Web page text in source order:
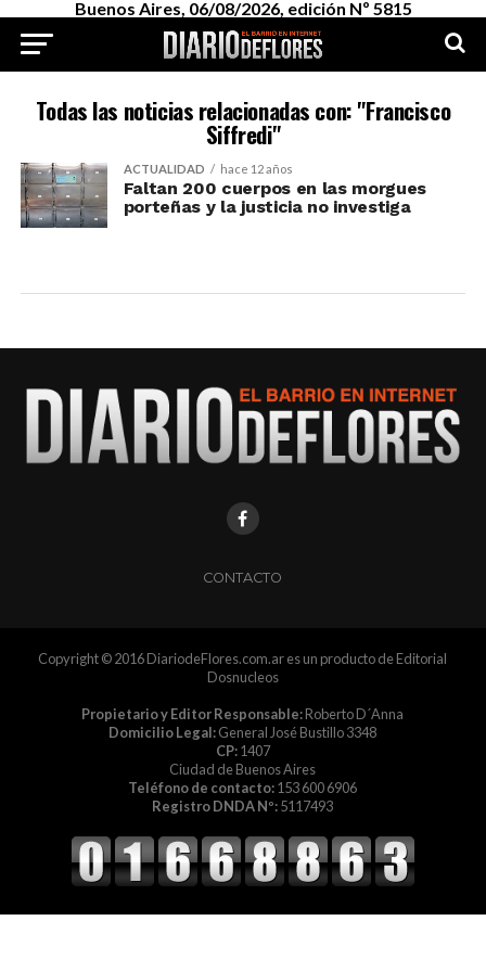
Buenos Aires, 06/08/2026, edición Nº 5815
Todas las noticias relacionadas con: "Francisco
Siffredi"
ACTUALIDAD hace 12 años
Faltan 200 cuerpos en las morgues
porteñas y la justicia no investiga
CONTACTO
Copyright © 2016 DiariodeFlores.com.ar es un producto de Editorial
Dosnucleos
Propietario y Editor Responsable:Roberto D´Anna
Domicilio Legal:General José Bustillo 3348
CP:1407
Ciudad de Buenos Aires
Teléfono de contacto:153 600 6906
Registro DNDA Nº:5117493